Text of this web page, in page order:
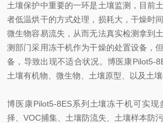
土壤保护中重要的一环是土壤监测，目前
者低温烘干的方式处理，损耗大，干燥时
微生物容易流失，从而无法真实检测拿到
测部门采用冻干机作为干燥的处置设备，
备，导致出现不适合状况。博医康Pilot5-
土壤有机物、微生物、土壤原型、以及土
博医康Pilot5-8ES系列土壤冻干机可实
择、VOC捕集、土壤防流失、土壤样本防污